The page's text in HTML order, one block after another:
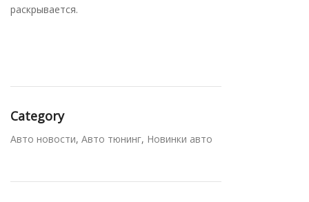
раскрывается.
Category
Авто новости, Авто тюнинг, Новинки авто